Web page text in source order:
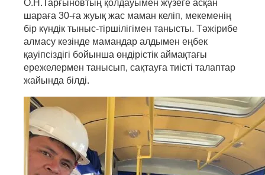
О.Н.Тарғыновтың қолдауымен жүзеге асқан
шараға 30-ға жуық жас маман келіп, мекеменің
бір күндік тыныс-тіршілігімен танысты. Тәжірибе
алмасу кезінде мамандар алдымен еңбек
қауіпсіздігі бойынша өндірістік аймақтағы
ережелермен танысып, сақтауға тиісті талаптар
жайында білді.